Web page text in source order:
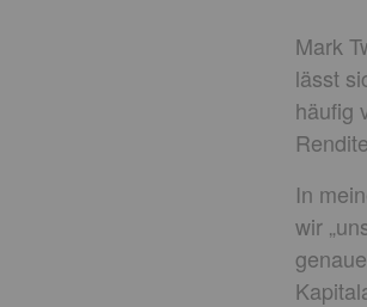
Mark
lässt
häufig
In
wir